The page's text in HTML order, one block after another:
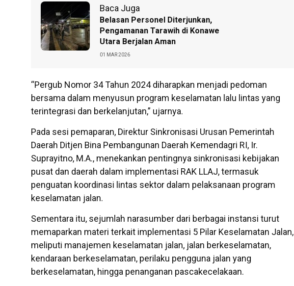
Baca Juga
Belasan Personel Diterjunkan,
Pengamanan Tarawih di Konawe
Utara Berjalan Aman
01 MAR 2026
“Pergub Nomor 34 Tahun 2024 diharapkan menjadi pedoman
bersama dalam menyusun program keselamatan lalu lintas yang
terintegrasi dan berkelanjutan,” ujarnya.
Pada sesi pemaparan, Direktur Sinkronisasi Urusan Pemerintah
Daerah Ditjen Bina Pembangunan Daerah Kemendagri RI, Ir.
Suprayitno, M.A., menekankan pentingnya sinkronisasi kebijakan
pusat dan daerah dalam implementasi RAK LLAJ, termasuk
penguatan koordinasi lintas sektor dalam pelaksanaan program
keselamatan jalan.
Sementara itu, sejumlah narasumber dari berbagai instansi turut
memaparkan materi terkait implementasi 5 Pilar Keselamatan Jalan,
meliputi manajemen keselamatan jalan, jalan berkeselamatan,
kendaraan berkeselamatan, perilaku pengguna jalan yang
berkeselamatan, hingga penanganan pascakecelakaan.